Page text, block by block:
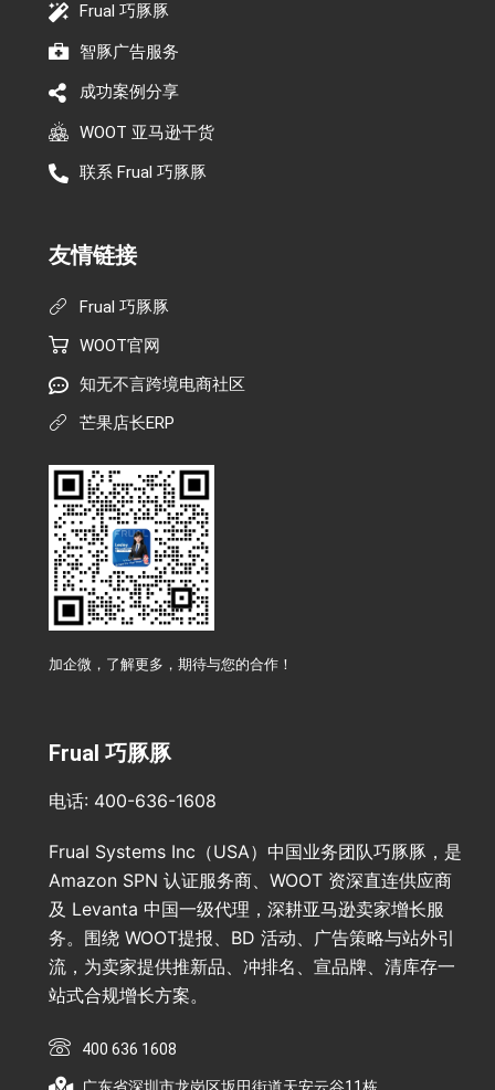
Frual 巧豚豚
智豚广告服务
成功案例分享
WOOT 亚马逊干货
联系 Frual 巧豚豚
友情链接
Frual 巧豚豚
WOOT官网
知无不言跨境电商社区
芒果店长ERP
加企微，了解更多，期待与您的合作！
Frual 巧豚豚
电话: 400-636-1608
Frual Systems Inc（USA）中国业务团队巧豚豚，是
Amazon SPN 认证服务商、WOOT 资深直连供应商
及 Levanta 中国一级代理，深耕亚马逊卖家增长服
务。围绕 WOOT提报、BD 活动、广告策略与站外引
流，为卖家提供推新品、冲排名、宣品牌、清库存一
站式合规增长方案。
400 636 1608